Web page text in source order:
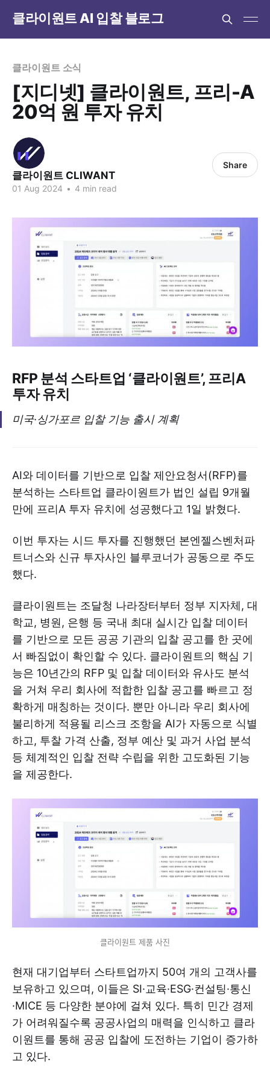
클라이원트 AI 입찰 블로그
클라이원트 소식
[지디넷] 클라이원트, 프리-A
20억 원 투자 유치
클라이원트 CLIWANT
01 Aug 2024 • 4 min read
Share
RFP 분석 스타트업 ‘클라이원트’, 프리A
투자 유치
미국·싱가포르 입찰 기능 출시 계획
AI와 데이터를 기반으로 입찰 제안요청서(RFP)를
분석하는 스타트업 클라이원트가 법인 설립 9개월
만에 프리A 투자 유치에 성공했다고 1일 밝혔다.
이번 투자는 시드 투자를 진행했던 본엔젤스벤처파
트너스와 신규 투자사인 블루코너가 공동으로 주도
했다.
클라이원트는 조달청 나라장터부터 정부 지자체, 대
학교, 병원, 은행 등 국내 최대 실시간 입찰 데이터
를 기반으로 모든 공공 기관의 입찰 공고를 한 곳에
서 빠짐없이 확인할 수 있다. 클라이원트의 핵심 기
능은 10년간의 RFP 및 입찰 데이터와 유사도 분석
을 거쳐 우리 회사에 적합한 입찰 공고를 빠르고 정
확하게 매칭하는 것이다. 뿐만 아니라 우리 회사에
불리하게 적용될 리스크 조항을 AI가 자동으로 식별
하고, 투찰 가격 산출, 정부 예산 및 과거 사업 분석
등 체계적인 입찰 전략 수립을 위한 고도화된 기능
을 제공한다.
클라이원트 제품 사진
현재 대기업부터 스타트업까지 50여 개의 고객사를
보유하고 있으며, 이들은 SI·교육·ESG·컨설팅·통신
·MICE 등 다양한 분야에 걸쳐 있다. 특히 민간 경제
가 어려워질수록 공공사업의 매력을 인식하고 클라
이원트를 통해 공공 입찰에 도전하는 기업이 증가하
고 있다.